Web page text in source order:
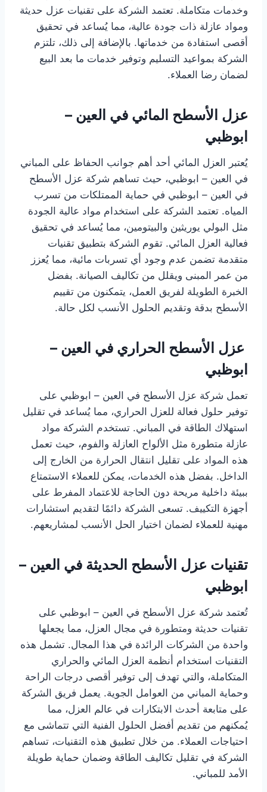
وخدمات متكاملة. تعتمد الشركة على تقنيات عزل حديثة
ومواد عازلة ذات جودة عالية، مما يُساعد في تحقيق
أقصى استفادة من خدماتها. بالإضافة إلى ذلك، تلتزم
الشركة بمواعيد التسليم وتوفير خدمات ما بعد البيع
لضمان رضا العملاء.
عزل الأسطح المائي في العين –
ابوظبي
يُعتبر العزل المائي أحد أهم جوانب الحفاظ على المباني
في العين – ابوظبي، حيث تساهم شركة عزل الأسطح
في العين – ابوظبي في حماية الممتلكات من تسرب
المياه. تعتمد الشركة على استخدام مواد عالية الجودة
مثل البولي يوريثين والبيتومين، مما يُساعد في تحقيق
فعالية العزل المائي. تقوم الشركة بتطبيق تقنيات
متقدمة تضمن عدم وجود أي تسربات مائية، مما يُعزز
من عمر المبنى ويقلل من تكاليف الصيانة. بفضل
الخبرة الطويلة لفريق العمل، يتمكنون من تقييم
الأسطح بدقة وتقديم الحلول الأنسب لكل حالة.
عزل الأسطح الحراري في العين –
ابوظبي
تعمل شركة عزل الأسطح في العين – ابوظبي على
توفير حلول فعالة للعزل الحراري، مما يُساعد في تقليل
استهلاك الطاقة في المباني. تستخدم الشركة مواد
عازلة متطورة مثل الألواح العازلة والفوم، حيث تعمل
هذه المواد على تقليل انتقال الحرارة من الخارج إلى
الداخل. بفضل هذه الخدمات، يمكن للعملاء الاستمتاع
ببيئة داخلية مريحة دون الحاجة للاعتماد المفرط على
أجهزة التكييف. تسعى الشركة دائمًا لتقديم استشارات
مهنية للعملاء لضمان اختيار الحل الأنسب لمشاريعهم.
تقنيات عزل الأسطح الحديثة في العين –
ابوظبي
تُعتمد شركة عزل الأسطح في العين – ابوظبي على
تقنيات حديثة ومتطورة في مجال العزل، مما يجعلها
واحدة من الشركات الرائدة في هذا المجال. تشمل هذه
التقنيات استخدام أنظمة العزل المائي والحراري
المتكاملة، والتي تهدف إلى توفير أقصى درجات الراحة
وحماية المباني من العوامل الجوية. يعمل فريق الشركة
على متابعة أحدث الابتكارات في عالم العزل، مما
يُمكنهم من تقديم أفضل الحلول الفنية التي تتماشى مع
احتياجات العملاء. من خلال تطبيق هذه التقنيات، تساهم
الشركة في تقليل تكاليف الطاقة وضمان حماية طويلة
الأمد للمباني.